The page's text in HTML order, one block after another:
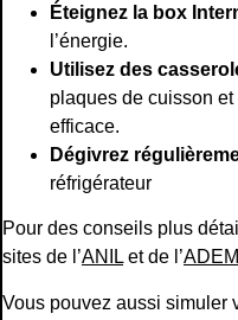
Éteignez la box
l’énergie.
Utilisez des
plaques de cuisson
efficace.
Dégivrez
réfrigérateur
Pour des conseils plus
sites de l’ANIL et de l’
Vous pouvez aussi simuler